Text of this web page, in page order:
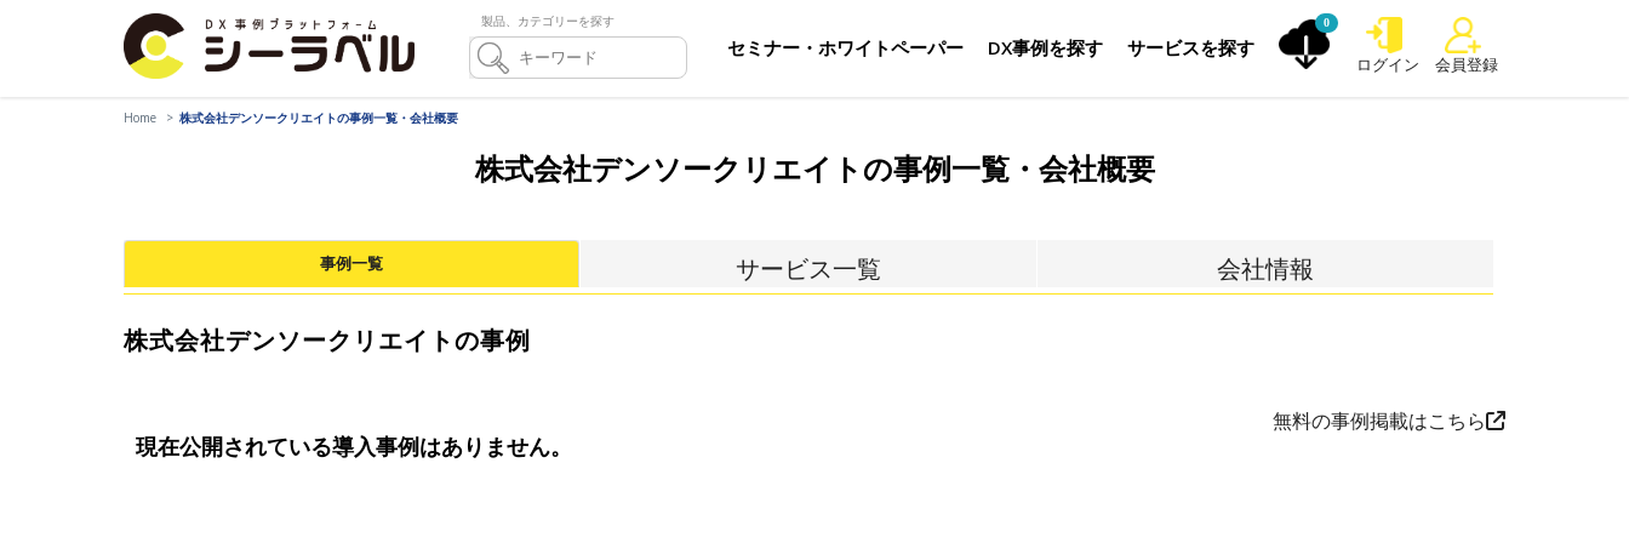
製品、カテゴリーを探す
セミナー・ホワイトペーパー DX事例を探す サービスを探す
0
ログイン 会員登録
Home 株式会社デンソークリエイトの事例一覧・会社概要
株式会社デンソークリエイトの事例一覧・会社概要
事例一覧 サービス一覧 会社情報
株式会社デンソークリエイトの事例
無料の事例掲載はこちら
現在公開されている導入事例はありません。